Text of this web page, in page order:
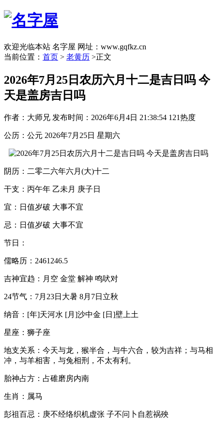
欢迎光临本站 名字屋 网址：www.gqfkz.cn
当前位置： 首页 > 老黄历 >正文
2026年7月25日农历六月十二是吉日吗 今
天是盖房吉日吗
作者：大师兄 发布时间：2026年6月4日 21:38:54 121热度
公历：公元 2026年7月25日 星期六
阴历：二零二六年六月(大)十二
干支：丙午年 乙未月 庚子日
宜：日值岁破 大事不宜
忌：日值岁破 大事不宜
节日：
儒略历：2461246.5
吉神宜趋：月空 金堂 解神 鸣吠对
24节气：7月23日大暑 8月7日立秋
纳音：[年]天河水 [月]沙中金 [日]壁上土
星座：狮子座
地支关系：今天与龙，猴半合，与牛六合，较为吉祥；与马相
冲，与羊相害，与兔相刑，不太有利。
胎神占方：占碓磨房内南
生肖：属马
彭祖百忌：庚不经络织机虚张 子不问卜自惹祸殃